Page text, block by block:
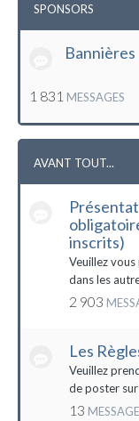
SPONSORS
Bannières
1 831 MESSAGES
AVANT TOUT...
inscrits)
Veuillez
dans les
2 903
Les
Veuillez
de poster
13